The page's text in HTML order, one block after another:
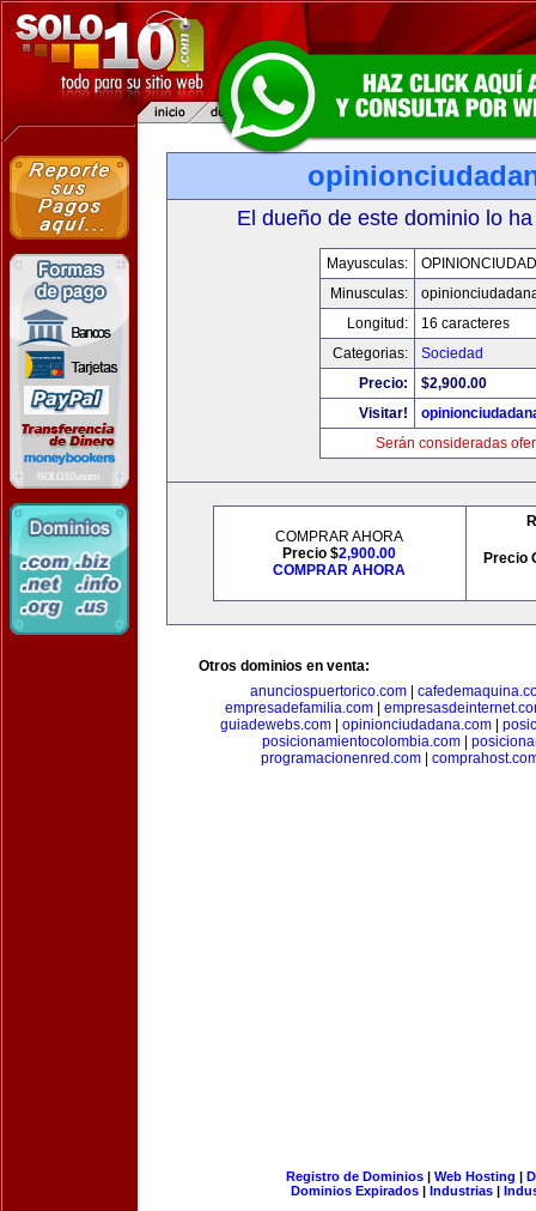
El dueño de este dominio lo
Mayusculas:
Minusculas:
Longitud:
16 caracteres
Categorias:
Sociedad
Precio:
$2,900.00
Visitar!
Serán consideradas
COMPRAR AHORA
Precio $2,900.00
COMPRAR AHORA
Precio
Otros dominios en venta:
anunciospuertorico.com|
empresadefamilia.com
guiadewebs.com
opinionciudadana.com
posicionamientocolombia.com|
programacionenred.com
Registro de Dominios| Web Hosting |
Dominios Expirados | Industrias |